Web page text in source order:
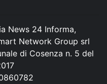
News 24 Informa,
Network Group srl
di Cosenza n. 5 del